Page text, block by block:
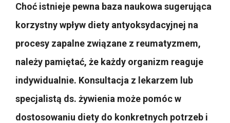
Choć istnieje pewna baza naukowa sugerująca
korzystny wpływ diety antyoksydacyjnej na
procesy zapalne związane z reumatyzmem,
należy pamiętać, że każdy organizm reaguje
indywidualnie. Konsultacja z lekarzem lub
specjalistą ds. żywienia może pomóc w
dostosowaniu diety do konkretnych potrzeb i